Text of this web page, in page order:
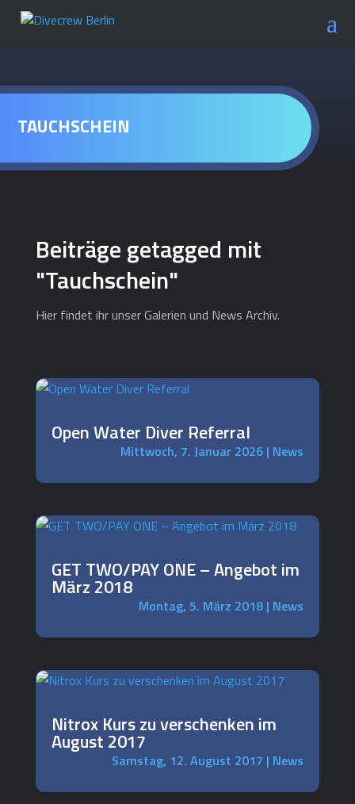
TAUCHSCHEIN
Beiträge getagged mit
"Tauchschein"
Hier findet ihr unser Galerien und News Archiv.
Open Water Diver Referral
Mittwoch, 7. Januar 2026 | News
GET TWO/PAY ONE – Angebot im
März 2018
Montag, 5. März 2018 | News
Nitrox Kurs zu verschenken im
August 2017
Samstag, 12. August 2017 | News